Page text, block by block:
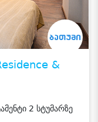
&
2 სტუმარზე